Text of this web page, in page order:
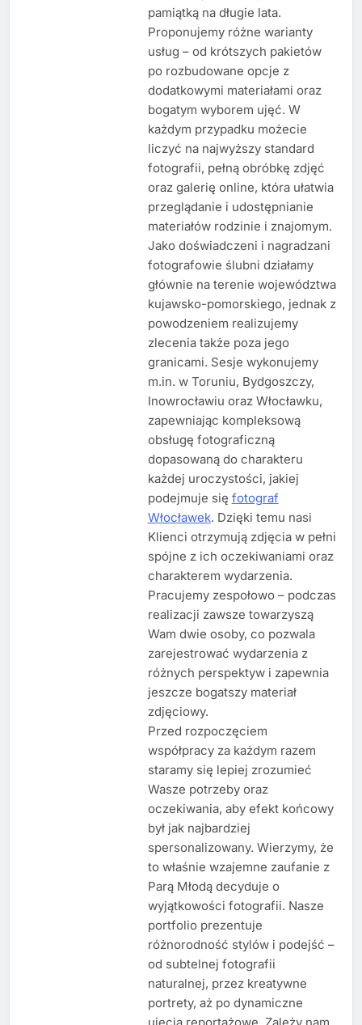
pamiątką na długie lata.
Proponujemy różne warianty
usług – od krótszych pakietów
po rozbudowane opcje z
dodatkowymi materiałami oraz
bogatym wyborem ujęć. W
każdym przypadku możecie
liczyć na najwyższy standard
fotografii, pełną obróbkę zdjęć
oraz galerię online, która ułatwia
przeglądanie i udostępnianie
materiałów rodzinie i znajomym.
Jako doświadczeni i nagradzani
fotografowie ślubni działamy
głównie na terenie województwa
kujawsko-pomorskiego, jednak z
powodzeniem realizujemy
zlecenia także poza jego
granicami. Sesje wykonujemy
m.in. w Toruniu, Bydgoszczy,
Inowrocławiu oraz Włocławku,
zapewniając kompleksową
obsługę fotograficzną
dopasowaną do charakteru
każdej uroczystości, jakiej
podejmuje się fotograf
Włocławek. Dzięki temu nasi
Klienci otrzymują zdjęcia w pełni
spójne z ich oczekiwaniami oraz
charakterem wydarzenia.
Pracujemy zespołowo – podczas
realizacji zawsze towarzyszą
Wam dwie osoby, co pozwala
zarejestrować wydarzenia z
różnych perspektyw i zapewnia
jeszcze bogatszy materiał
zdjęciowy.
Przed rozpoczęciem
współpracy za każdym razem
staramy się lepiej zrozumieć
Wasze potrzeby oraz
oczekiwania, aby efekt końcowy
był jak najbardziej
spersonalizowany. Wierzymy, że
to właśnie wzajemne zaufanie z
Parą Młodą decyduje o
wyjątkowości fotografii. Nasze
portfolio prezentuje
różnorodność stylów i podejść –
od subtelnej fotografii
naturalnej, przez kreatywne
portrety, aż po dynamiczne